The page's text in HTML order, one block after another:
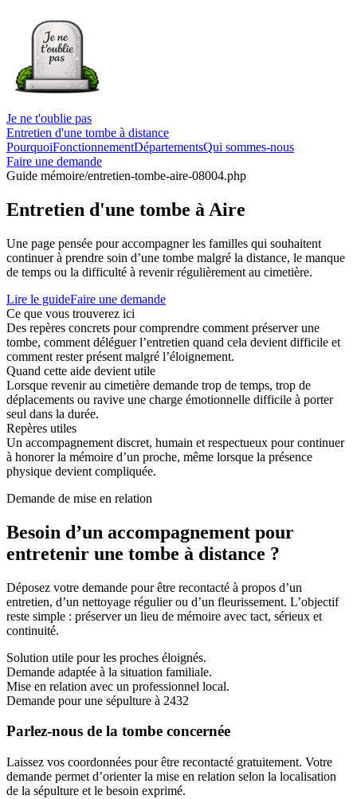
Je ne t'oublie pas
Entretien d'une tombe à distance
PourquoiFonctionnementDépartementsQui sommes-nous
Faire une demande
Guide mémoire/entretien-tombe-aire-08004.php
Entretien d'une tombe à Aire
Une page pensée pour accompagner les familles qui souhaitent
continuer à prendre soin d’une tombe malgré la distance, le manque
de temps ou la difficulté à revenir régulièrement au cimetière.
Lire le guideFaire une demande
Ce que vous trouverez ici
Des repères concrets pour comprendre comment préserver une
tombe, comment déléguer l’entretien quand cela devient difficile et
comment rester présent malgré l’éloignement.
Quand cette aide devient utile
Lorsque revenir au cimetière demande trop de temps, trop de
déplacements ou ravive une charge émotionnelle difficile à porter
seul dans la durée.
Repères utiles
Un accompagnement discret, humain et respectueux pour continuer
à honorer la mémoire d’un proche, même lorsque la présence
physique devient compliquée.
Demande de mise en relation
Besoin d’un accompagnement pour
entretenir une tombe à distance ?
Déposez votre demande pour être recontacté à propos d’un
entretien, d’un nettoyage régulier ou d’un fleurissement. L’objectif
reste simple : préserver un lieu de mémoire avec tact, sérieux et
continuité.
Solution utile pour les proches éloignés.
Demande adaptée à la situation familiale.
Mise en relation avec un professionnel local.
Demande pour une sépulture à 2432
Parlez-nous de la tombe concernée
Laissez vos coordonnées pour être recontacté gratuitement. Votre
demande permet d’orienter la mise en relation selon la localisation
de la sépulture et le besoin exprimé.